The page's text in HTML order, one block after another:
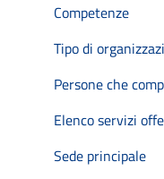
Competenze
Tipo di
Persone che
Elenco servizi
Sede principale